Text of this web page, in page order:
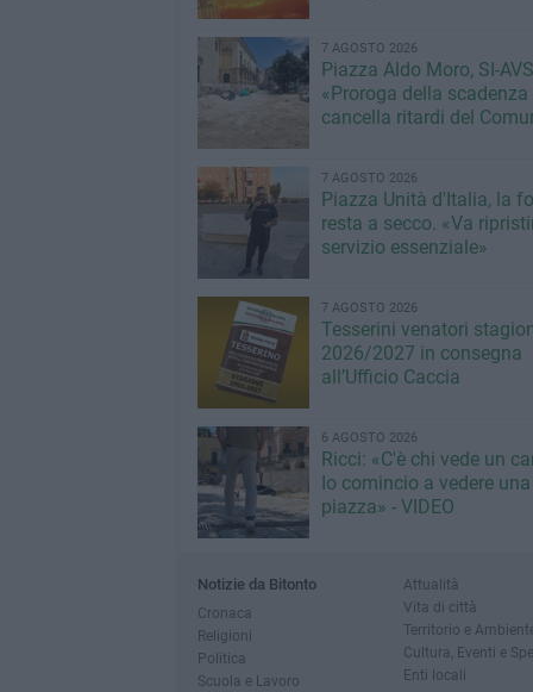
7 AGOSTO 2026
Piazza Aldo Moro, SI-
«Proroga della scadenza
cancella ritardi del
7 AGOSTO 2026
Piazza Unità d'Italia, la
resta a secco. «Va
servizio essenziale»
7 AGOSTO 2026
Tesserini venatori
2026/2027 in consegna
all’Ufficio Caccia
6 AGOSTO 2026
Ricci: «C'è chi vede un
Io comincio a vedere una
piazza» - VIDEO
Notizie da Bitonto
Cronaca
Religioni
Politica
Scuola e Lavoro
Attualità
Vita di città
Territorio e
Cultura, Eventi e
Enti locali